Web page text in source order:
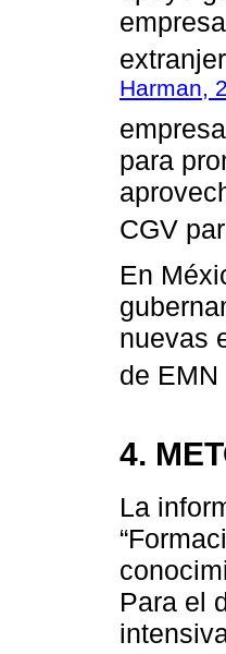
Harman,
para
CGV
En
nuevas
de
4.
La
Para el